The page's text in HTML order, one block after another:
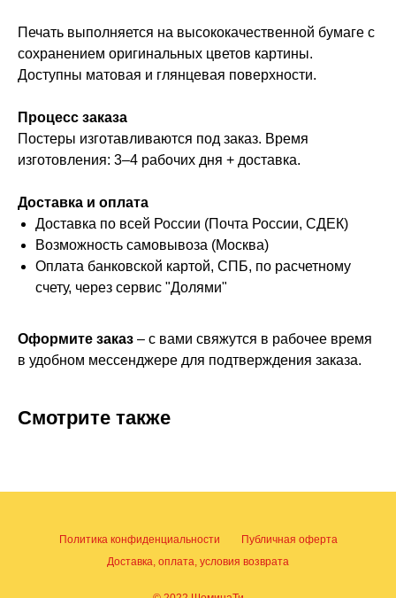
Печать выполняется на высококачественной бумаге с
сохранением оригинальных цветов картины.
Доступны матовая и глянцевая поверхности.
Процесс заказа
Постеры изготавливаются под заказ. Время
изготовления: 3–4 рабочих дня + доставка.
Доставка и оплата
Доставка по всей России (Почта России, СДЕК)
Возможность самовывоза (Москва)
Оплата банковской картой, СПБ, по расчетному
счету, через сервис "Долями"
Оформите заказ – с вами свяжутся в рабочее время
в удобном мессенджере для подтверждения заказа.
Смотрите также
Политика конфиденциальности
Публичная оферта
Доставка, оплата, условия возврата